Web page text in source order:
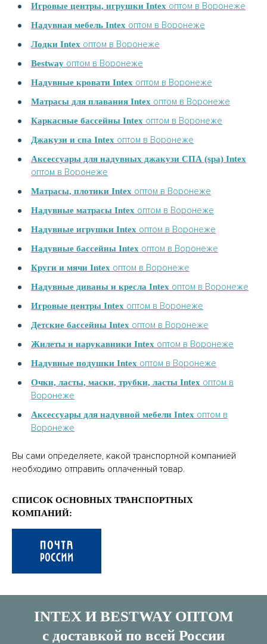
Игровые центры, игрушки Intex оптом в Воронеже
Надувная мебель Intex оптом в Воронеже
Лодки Intex оптом в Воронеже
Bestway оптом в Воронеже
Надувные кровати Intex оптом в Воронеже
Матрасы для плавания Intex оптом в Воронеже
Каркасные бассейны Intex оптом в Воронеже
Джакузи и спа Intex оптом в Воронеже
Аксессуары для надувных джакузи СПА (spa) Intex
оптом в Воронеже
Матрасы, плотики Intex оптом в Воронеже
Надувные матрасы Intex оптом в Воронеже
Надувные игрушки Intex оптом в Воронеже
Надувные бассейны Intex оптом в Воронеже
Круги и мячи Intex оптом в Воронеже
Надувные диваны и кресла Intex оптом в Воронеже
Игровые центры Intex оптом в Воронеже
Детские бассейны Intex оптом в Воронеже
Жилеты и нарукавники Intex оптом в Воронеже
Надувные подушки Intex оптом в Воронеже
Очки, ласты, маски, трубки, ласты Intex оптом в
Воронеже
Аксессуары для надувной мебели Intex оптом в
Воронеже
Вы сами определяете, какой транспортной компанией
необходимо отправить оплаченный товар.
СПИСОК ОСНОВНЫХ ТРАНСПОРТНЫХ
КОМПАНИЙ:
INTEX И BESTWAY ОПТОМ
с доставкой по всей России